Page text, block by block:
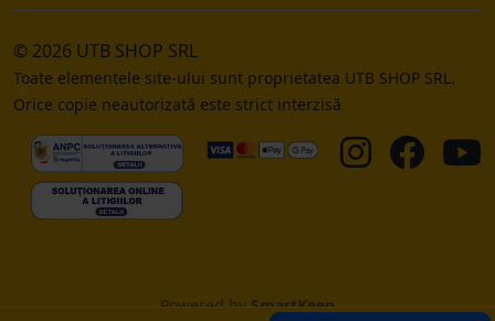
© 2026 UTB SHOP SRL
Toate elementele site-ului sunt proprietatea UTB SHOP SRL.
Orice copie neautorizată este strict interzisă
Powered bySmartKeep